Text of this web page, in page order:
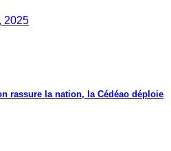
2025
rassure la nation, la Cédéao déploie